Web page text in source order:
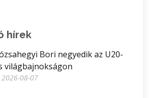
hírek
Bori negyedik az U20-
világbajnokságon
2026-08-07